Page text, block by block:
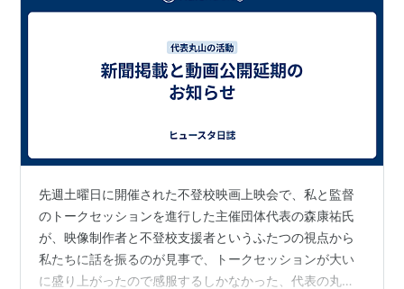
先週土曜日に開催された不登校映画上映会で、私と監督
のトークセッションを進行した主催団体代表の森康祐氏
が、映像制作者と不登校支援者というふたつの視点から
私たちに話を振るのが見事で、トークセッションが大い
に盛り上がったので感服するしかなかった、代表の丸山